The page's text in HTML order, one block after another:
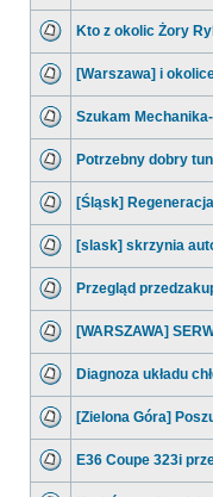
Kto z okolic Żory
[Warszawa] i
Szukam
Potrzebny dobry
[Śląsk]
[slask] skrzynia
Przegląd
[WARSZAWA]
Diagnoza układu
[Zielona Góra]
E36 Coupe 323i